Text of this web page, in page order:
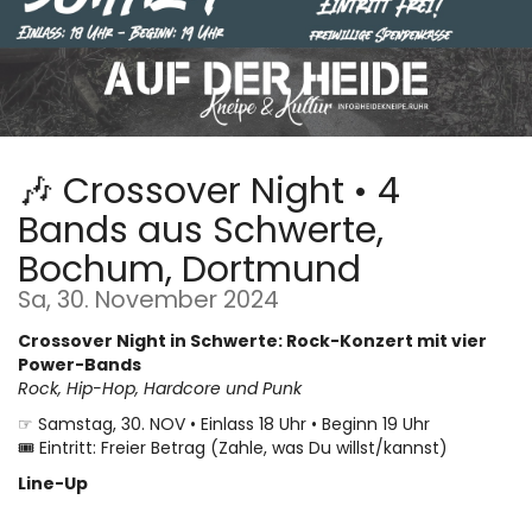
🎶 Crossover Night • 4
Bands aus Schwerte,
Bochum, Dortmund
Sa, 30. November 2024
Crossover Night in Schwerte: Rock-Konzert mit vier
Power-Bands
Rock, Hip-Hop, Hardcore und Punk
☞ Samstag, 30. NOV • Einlass 18 Uhr • Beginn 19 Uhr
🎟️ Eintritt: Freier Betrag (Zahle, was Du willst/kannst)
Line-Up